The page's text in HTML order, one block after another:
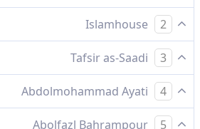
2
و‌ اندكى انفاق كرد و [سپس]
3
53:62 for complete tafsir.
4
5